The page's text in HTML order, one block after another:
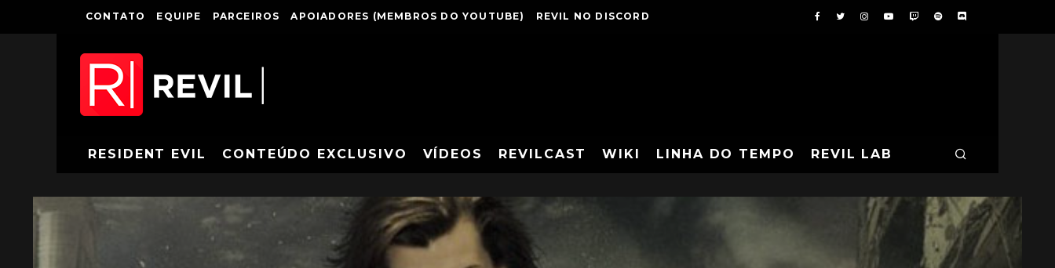
CONTATO EQUIPE PARCEIROS APOIADORES (MEMBROS DO YOUTUBE) REVIL NO DISCORD
RESIDENT EVIL CONTEÚDO EXCLUSIVO VÍDEOS REVILCAST WIKI LINHA DO TEMPO REVIL LAB